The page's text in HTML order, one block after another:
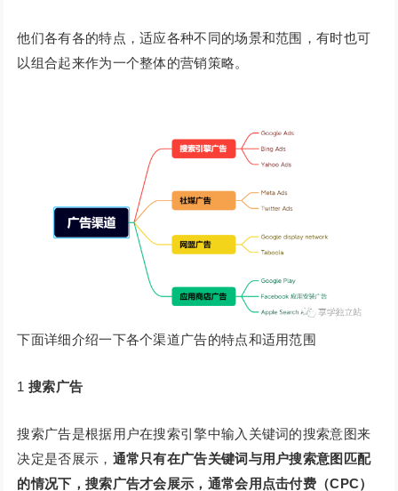
他们各有各的特点，适应各种不同的场景和范围，有时也可
以组合起来作为一个整体的营销策略。
下面详细介绍一下各个渠道广告的特点和适用范围
1搜索广告
搜索广告是根据用户在搜索引擎中输入关键词的搜索意图来
决定是否展示， 通常只有在广告关键词与用户搜索意图匹配
的情况下，搜索广告才会展示，通常会用点击付费（CPC）